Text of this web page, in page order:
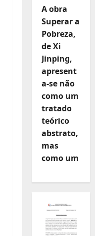
A obra
Superar a
Pobreza,
de Xi
Jinping,
apresent
a-se não
como um
tratado
teórico
abstrato,
mas
como um